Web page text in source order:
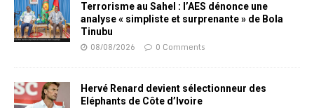
Terrorisme au Sahel : l’AES dénonce une
analyse « simpliste et surprenante » de Bola
Tinubu
08/08/2026 0 Comments
Hervé Renard devient sélectionneur des
Eléphants de Côte d’Ivoire